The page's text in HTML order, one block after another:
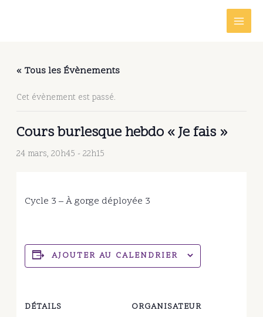
« Tous les Évènements
Cet évènement est passé.
Cours burlesque hebdo « Je fais »
24 mars, 20h45 - 22h15
Cycle 3 – À gorge déployée 3
AJOUTER AU CALENDRIER
DÉTAILS
ORGANISATEUR